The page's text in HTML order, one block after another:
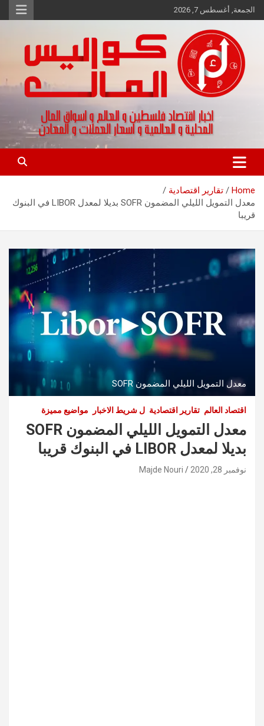
Skip
to
الجمعة, أغسطس 7, 2026
كواليس المال
اخبار اقتصاد فلسطين و العالم و تقارير اسواق المال و العملات
Home
تقارير اقتصادية
معدل التمويل الليلي المضمون SOFR بديلا لمعدل LIBOR في البنوك
قريبا
معدل التمويل الليلي المضمون SOFR
اقتصاد العالم تقارير اقتصادية ل شريط الاخبار مواضيع مميزة
معدل التمويل الليلي المضمون SOFR
بديلا لمعدل LIBOR في البنوك قريبا
نوفمبر 28, 2020 Majde Nouri